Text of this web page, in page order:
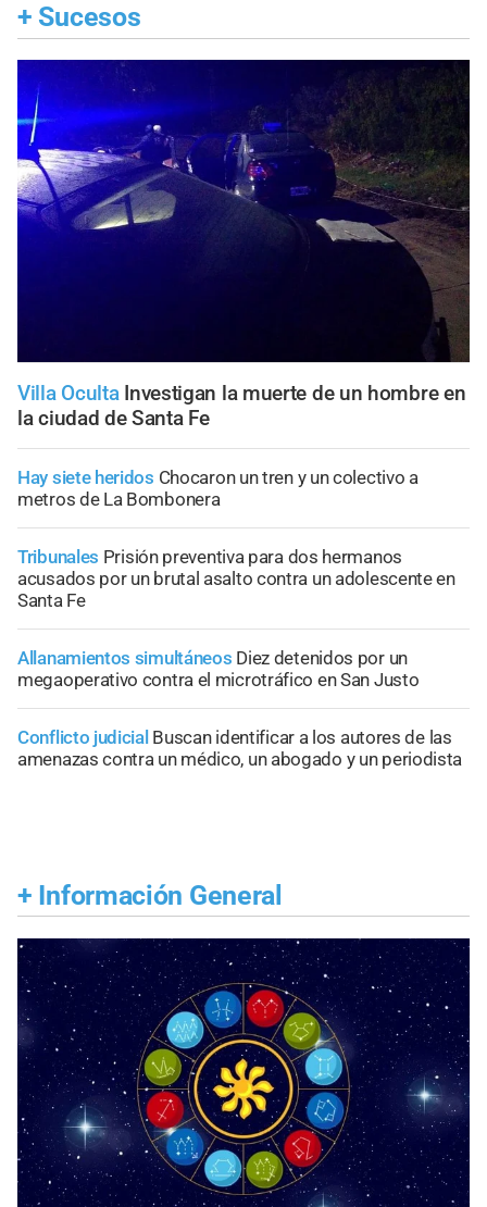
+ Sucesos
Villa Oculta Investigan la muerte de un hombre en
la ciudad de Santa Fe
Hay siete heridos Chocaron un tren y un colectivo a
metros de La Bombonera
Tribunales Prisión preventiva para dos hermanos
acusados por un brutal asalto contra un adolescente en
Santa Fe
Allanamientos simultáneos Diez detenidos por un
megaoperativo contra el microtráfico en San Justo
Conflicto judicial Buscan identificar a los autores de las
amenazas contra un médico, un abogado y un periodista
+ Información General